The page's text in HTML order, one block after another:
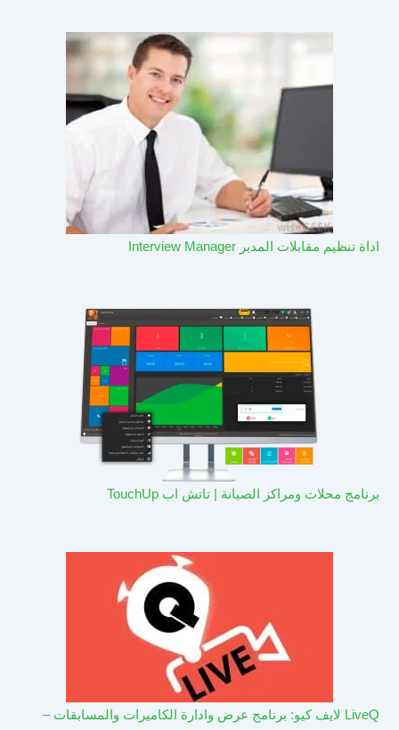
اداة تنظيم مقابلات المدير Interview Manager
برنامج محلات ومراكز الصيانة | تاتش اب TouchUp
LiveQ لايف كيو: برنامج عرض وادارة الكاميرات والمسابقات –